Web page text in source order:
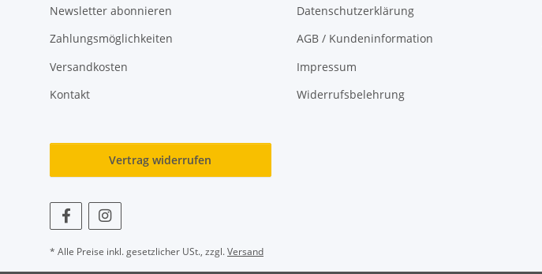
Newsletter abonnieren
Zahlungsmöglichkeiten
Versandkosten
Kontakt
Datenschutzerklärung
AGB / Kundeninformation
Impressum
Widerrufsbelehrung
Vertrag widerrufen
* Alle Preise inkl. gesetzlicher USt., zzgl.Versand